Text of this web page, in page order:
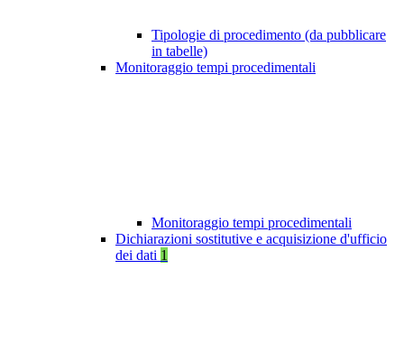
Tipologie di procedimento (da pubblicare
in tabelle)
Monitoraggio tempi procedimentali
Monitoraggio tempi procedimentali
Dichiarazioni sostitutive e acquisizione d'ufficio
dei dati 1